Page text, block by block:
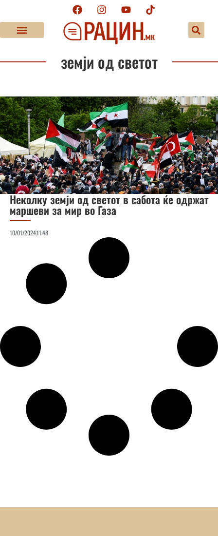
земји од светот
Неколку земји од светот в сабота ќе одржат
маршеви за мир во Газа
10/01/202411:48